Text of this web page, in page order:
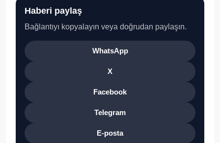
Haberi paylaş
Bağlantıyı kopyalayın veya doğrudan paylaşın.
WhatsApp
X
Facebook
Telegram
E-posta